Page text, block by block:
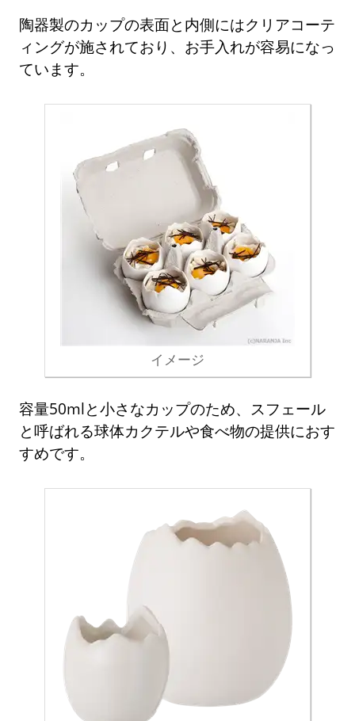
陶器製のカップの表面と内側にはクリアコーテ
ィングが施されており、お手入れが容易になっ
ています。
イメージ
容量50mlと小さなカップのため、スフェール
と呼ばれる球体カクテルや食べ物の提供におす
すめです。